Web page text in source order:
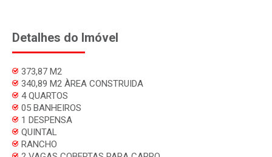
Detalhes do Imóvel
373,87 M2
340,89 M2 ÀREA CONSTRUIDA
4 QUARTOS
05 BANHEIROS
1 DESPENSA
QUINTAL
RANCHO